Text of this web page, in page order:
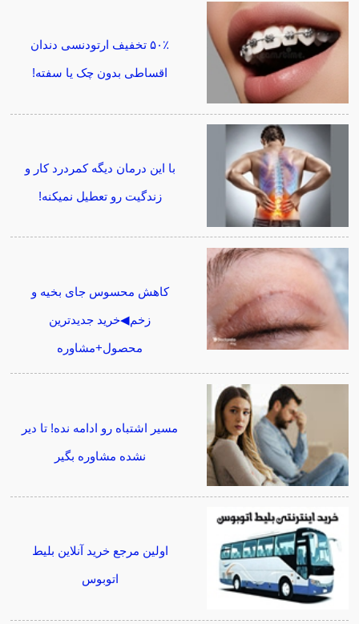
۵۰٪ تخفیف ارتودنسی دندان
اقساطی بدون چک یا سفته!
با این درمان دیگه کمردرد کار و
زندگیت رو تعطیل نمیکنه!
کاهش محسوس جای بخیه و
زخم◀خرید جدیدترین
محصول+مشاوره
مسیر اشتباه رو ادامه نده! تا دیر
نشده مشاوره بگیر
اولین مرجع خرید آنلاین بلیط
اتوبوس